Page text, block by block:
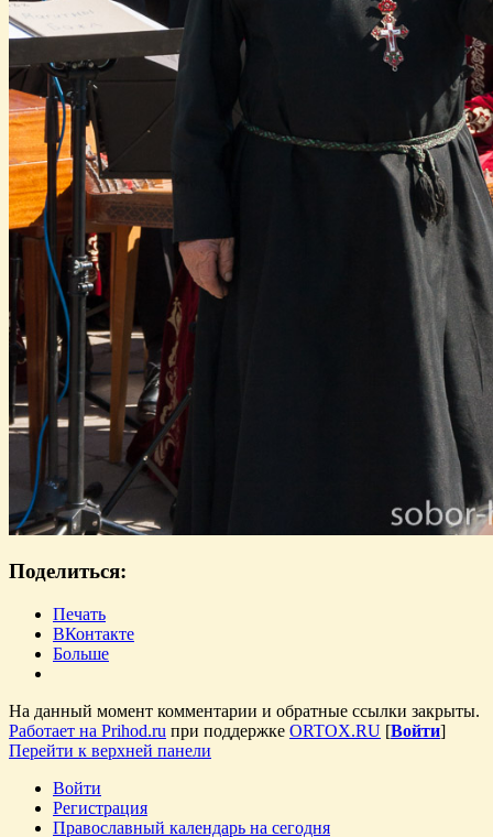
Поделиться:
Печать
ВКонтакте
Больше
На данный момент комментарии и обратные ссылки закрыты.
Работает на Prihod.ru при поддержке ORTOX.RU [Войти]
Перейти к верхней панели
Войти
Регистрация
Православный календарь на сегодня